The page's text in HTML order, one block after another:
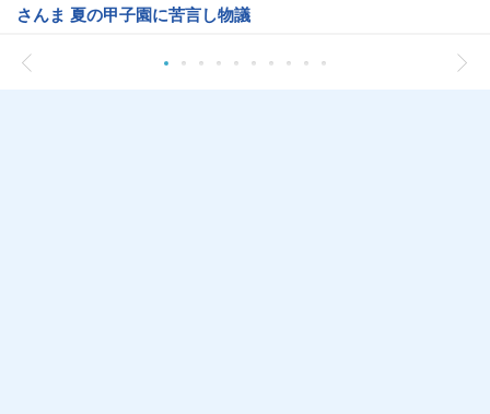
さんま 夏の甲子園に苦言し物議